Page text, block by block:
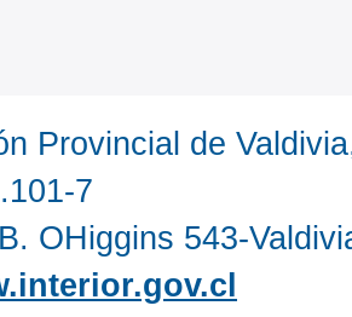
Provincial de
7
OHiggins 543-